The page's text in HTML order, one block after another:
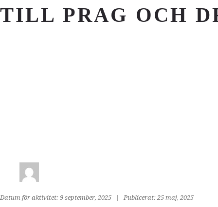
TILL PRAG OCH
Datum för aktivitet: 9 september, 2025 | Publicerat: 25 maj, 2025